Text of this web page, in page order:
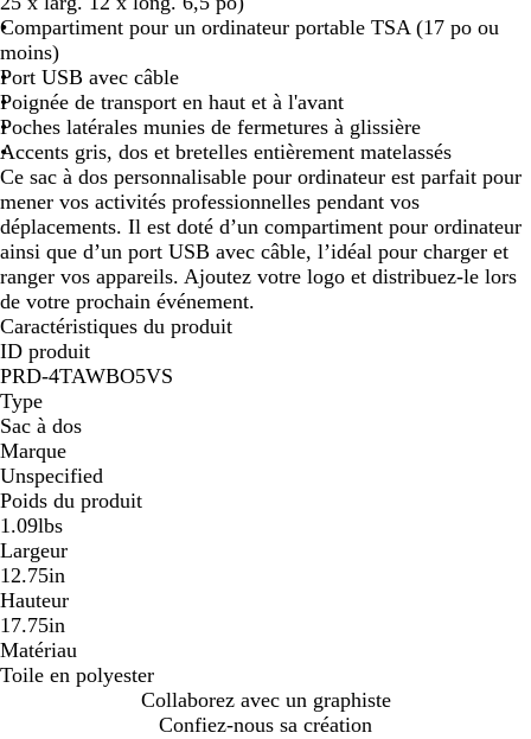
t
h
r
a
c
i
t
e
Compartiment pour un ordinateur portable TSA (17 po ou
moins)
Port USB avec câble
Poignée de transport en haut et à l'avant
Poches latérales munies de fermetures à glissière
Accents gris, dos et bretelles entièrement matelassés
Ce sac à dos personnalisable pour ordinateur est parfait pour
mener vos activités professionnelles pendant vos
déplacements. Il est doté d’un compartiment pour ordinateur
ainsi que d’un port USB avec câble, l’idéal pour charger et
ranger vos appareils. Ajoutez votre logo et distribuez-le lors
de votre prochain événement.
Caractéristiques du produit
ID produit
PRD-4TAWBO5VS
Type
Sac à dos
Marque
Unspecified
Poids du produit
1.09lbs
Largeur
12.75in
Hauteur
17.75in
Matériau
Toile en polyester
Collaborez avec un graphiste
Confiez-nous sa création